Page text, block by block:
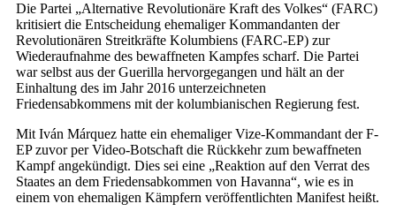
Die Partei „Alternative Revolutionäre Kraft des Volkes“ (FARC)
kritisiert die Entscheidung ehemaliger Kommandanten der
Revolutionären Streitkräfte Kolumbiens (FARC-EP) zur
Wiederaufnahme des bewaffneten Kampfes scharf. Die Partei
war selbst aus der Guerilla hervorgegangen und hält an der
Einhaltung des im Jahr 2016 unterzeichneten
Friedensabkommens mit der kolumbianischen Regierung fest.
Mit Iván Márquez hatte ein ehemaliger Vize-Kommandant der F-
EP zuvor per Video-Botschaft die Rückkehr zum bewaffneten
Kampf angekündigt. Dies sei eine „Reaktion auf den Verrat des
Staates an dem Friedensabkommen von Havanna“, wie es in
einem von ehemaligen Kämpfern veröffentlichten Manifest heißt.